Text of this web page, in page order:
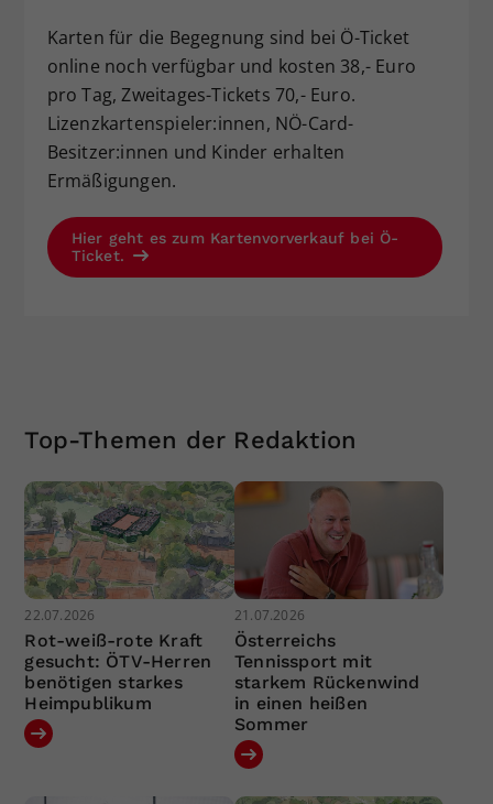
Karten für die Begegnung sind bei Ö-Ticket
online noch verfügbar und kosten 38,- Euro
pro Tag, Zweitages-Tickets 70,- Euro.
Lizenzkartenspieler:innen, NÖ-Card-
Besitzer:innen und Kinder erhalten
Ermäßigungen.
Hier geht es zum Kartenvorverkauf bei Ö-
Ticket.
Top-Themen der Redaktion
22.07.2026
Rot-weiß-rote Kraft
gesucht: ÖTV-Herren
benötigen starkes
Heimpublikum
21.07.2026
Österreichs
Tennissport mit
starkem Rückenwind
in einen heißen
Sommer